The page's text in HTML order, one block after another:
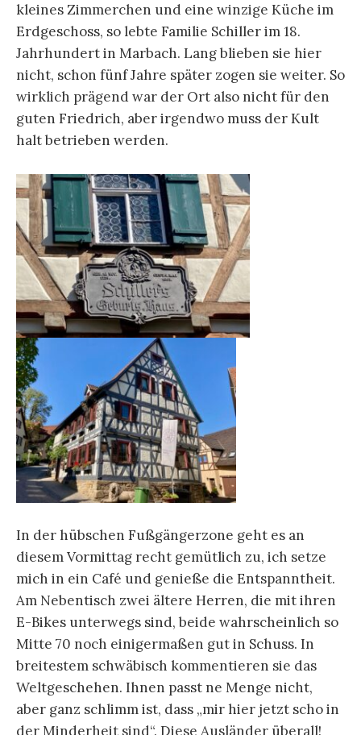
kleines Zimmerchen und eine winzige Küche im
Erdgeschoss, so lebte Familie Schiller im 18.
Jahrhundert in Marbach. Lang blieben sie hier
nicht, schon fünf Jahre später zogen sie weiter. So
wirklich prägend war der Ort also nicht für den
guten Friedrich, aber irgendwo muss der Kult
halt betrieben werden.
In der hübschen Fußgängerzone geht es an
diesem Vormittag recht gemütlich zu, ich setze
mich in ein Café und genieße die Entspanntheit.
Am Nebentisch zwei ältere Herren, die mit ihren
E-Bikes unterwegs sind, beide wahrscheinlich so
Mitte 70 noch einigermaßen gut in Schuss. In
breitestem schwäbisch kommentieren sie das
Weltgeschehen. Ihnen passt ne Menge nicht,
aber ganz schlimm ist, dass „mir hier jetzt scho in
der Minderheit sind“. Diese Ausländer überall!